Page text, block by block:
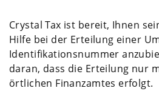
Crystal Tax ist bereit, Ihnen
Hilfe bei der Erteilung einer
Identifikationsnummer
daran, dass die Erteilung nur
örtlichen Finanzamtes erfolgt.